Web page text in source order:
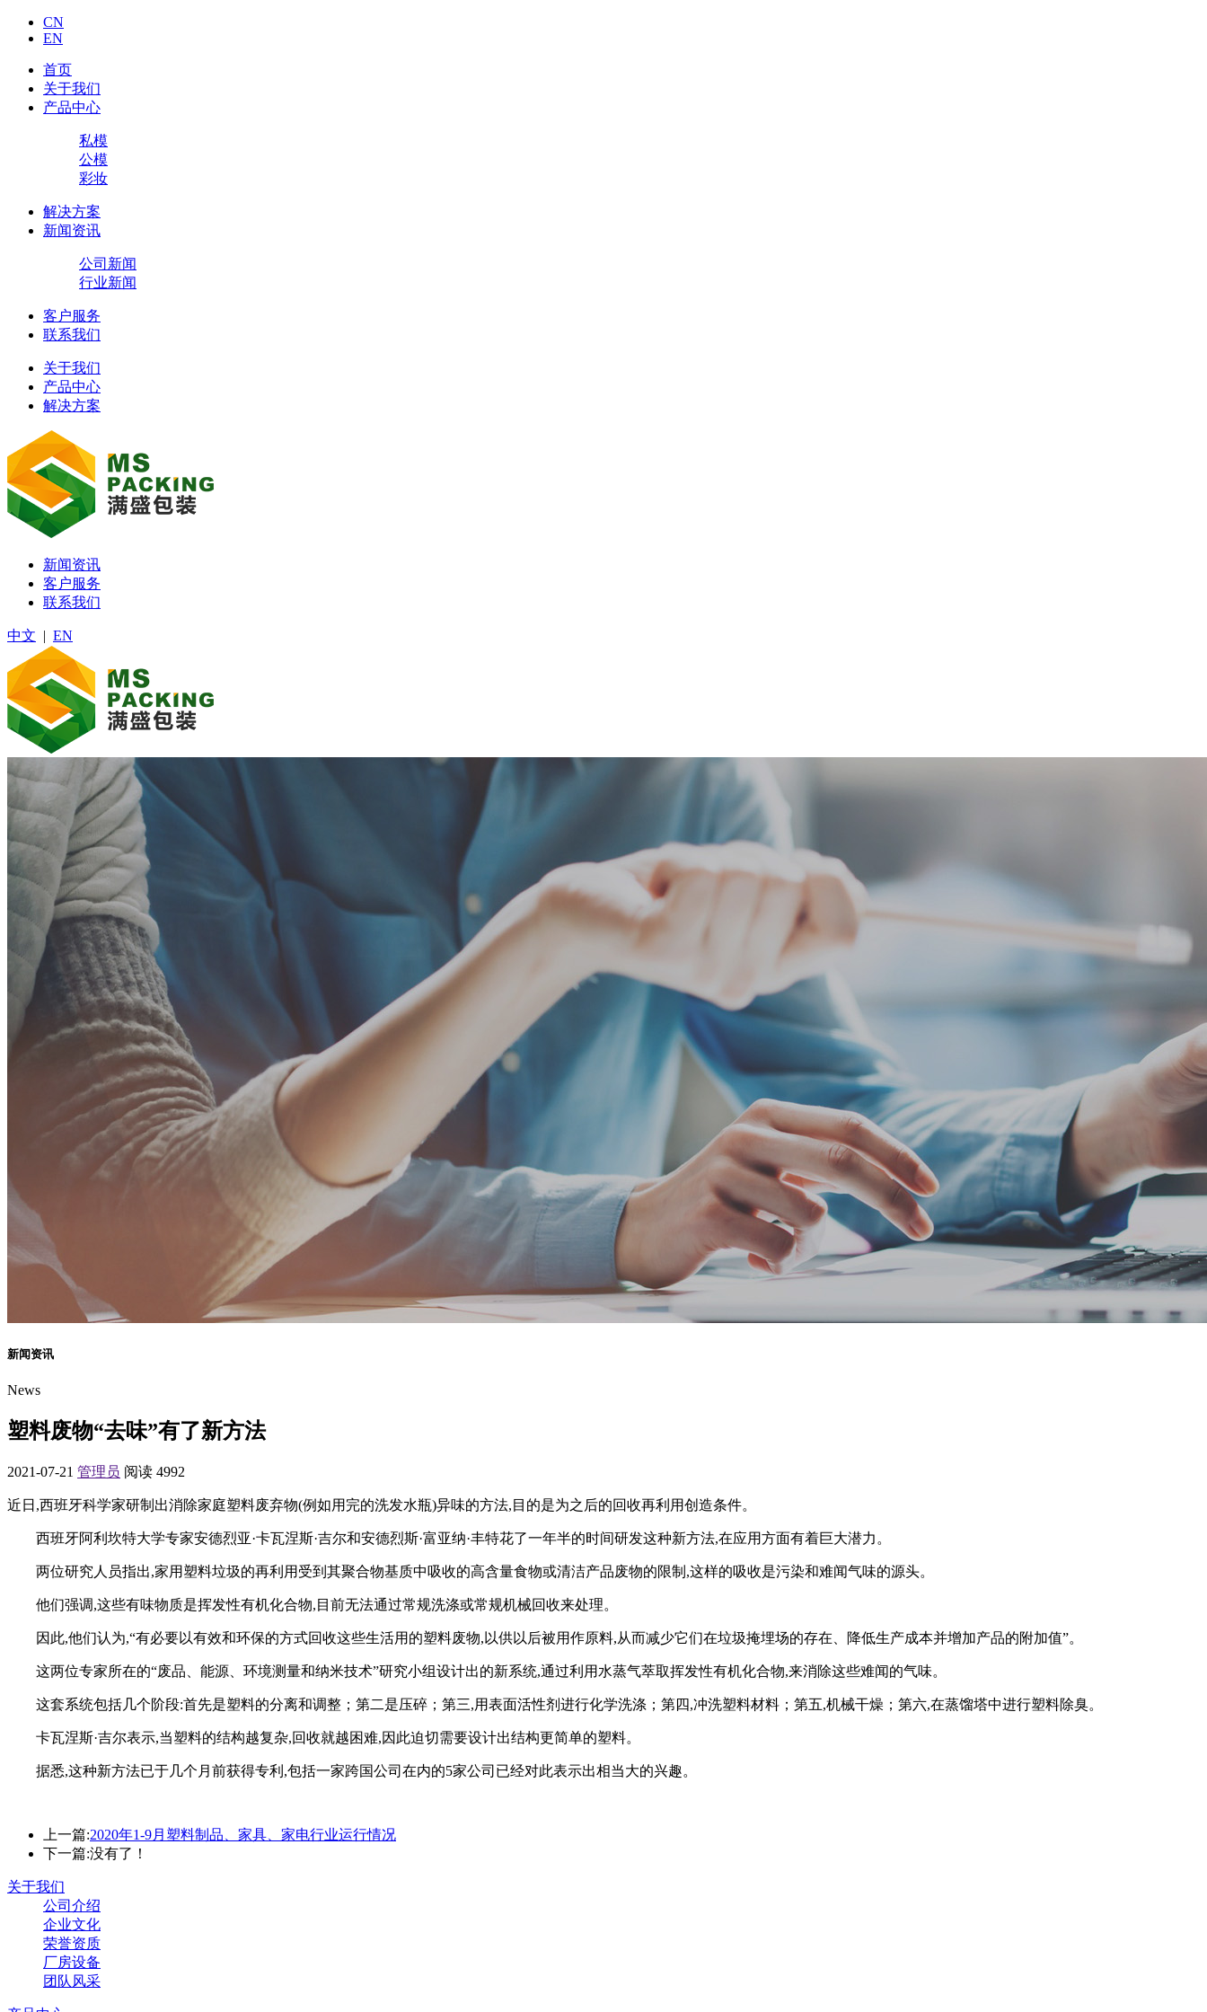
CN
EN
首页
关于我们
产品中心
私模
公模
彩妆
解决方案
新闻资讯
公司新闻
行业新闻
客户服务
联系我们
关于我们
产品中心
解决方案
新闻资讯
客户服务
联系我们
中文 | EN
新闻资讯
News
塑料废物“去味”有了新方法
2021-07-21 管理员 阅读 4992
近日,西班牙科学家研制出消除家庭塑料废弃物(例如用完的洗发水瓶)异味的方法,目的是为之后的回收再利用创造条件。
西班牙阿利坎特大学专家安德烈亚·卡瓦涅斯·吉尔和安德烈斯·富亚纳·丰特花了一年半的时间研发这种新方法,在应用方面有着巨大潜力。
两位研究人员指出,家用塑料垃圾的再利用受到其聚合物基质中吸收的高含量食物或清洁产品废物的限制,这样的吸收是污染和难闻气味的源头。
他们强调,这些有味物质是挥发性有机化合物,目前无法通过常规洗涤或常规机械回收来处理。
因此,他们认为,“有必要以有效和环保的方式回收这些生活用的塑料废物,以供以后被用作原料,从而减少它们在垃圾掩埋场的存在、降低生产成本并增加产品的附加值”。
这两位专家所在的“废品、能源、环境测量和纳米技术”研究小组设计出的新系统,通过利用水蒸气萃取挥发性有机化合物,来消除这些难闻的气味。
这套系统包括几个阶段:首先是塑料的分离和调整；第二是压碎；第三,用表面活性剂进行化学洗涤；第四,冲洗塑料材料；第五,机械干燥；第六,在蒸馏塔中进行塑料除臭。
卡瓦涅斯·吉尔表示,当塑料的结构越复杂,回收就越困难,因此迫切需要设计出结构更简单的塑料。
据悉,这种新方法已于几个月前获得专利,包括一家跨国公司在内的5家公司已经对此表示出相当大的兴趣。
上一篇:2020年1-9月塑料制品、家具、家电行业运行情况
下一篇:没有了！
关于我们
公司介绍
企业文化
荣誉资质
厂房设备
团队风采